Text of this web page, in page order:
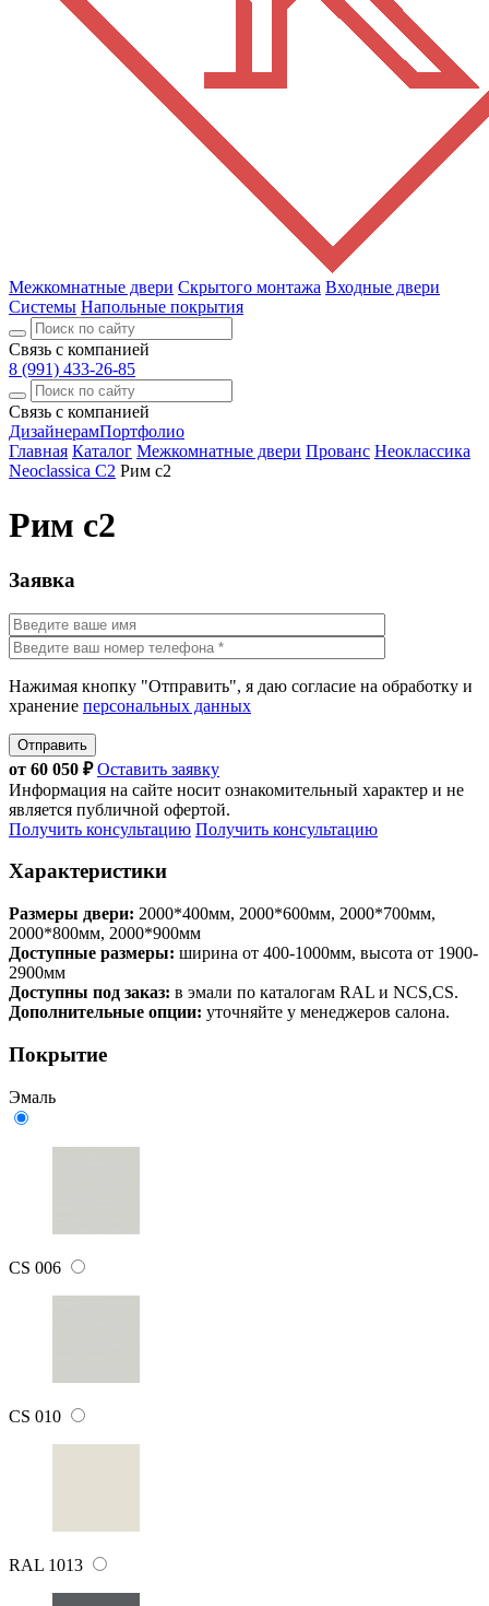
Межкомнатные двери Скрытого монтажа Входные двери
Системы Напольные покрытия
Связь с компанией
8 (991) 433-26-85
Связь с компанией
ДизайнерамПортфолио
Главная Каталог Межкомнатные двери Прованс Неоклассика
Neoclassica С2 Рим с2
Рим с2
Заявка
Нажимая кнопку "Отправить", я даю согласие на обработку и
хранение персональных данных
Отправить
от 60 050 ₽Оставить заявку
Информация на сайте носит ознакомительный характер и не
является публичной офертой.
Получить консультацию Получить консультацию
Характеристики
Размеры двери: 2000*400мм, 2000*600мм, 2000*700мм,
2000*800мм, 2000*900мм
Доступные размеры: ширина от 400-1000мм, высота от 1900-
2900мм
Доступны под заказ: в эмали по каталогам RAL и NCS,CS.
Дополнительные опции: уточняйте у менеджеров салона.
Покрытие
Эмаль
CS 006
CS 010
RAL 1013